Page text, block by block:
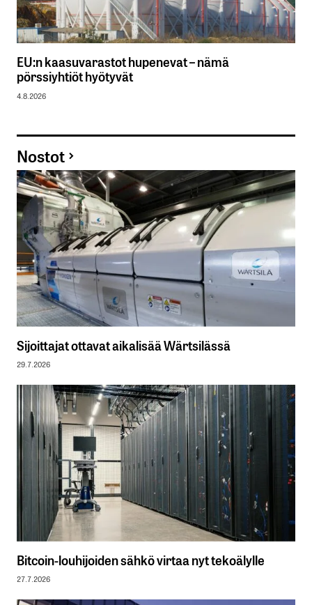
EU:n kaasuvarastot hupenevat – nämä
pörssiyhtiöt hyötyvät
4.8.2026
Nostot
Sijoittajat ottavat aikalisää Wärtsilässä
29.7.2026
Bitcoin-louhijoiden sähkö virtaa nyt tekoälylle
27.7.2026